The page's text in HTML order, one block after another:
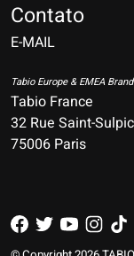
Contato
E-MAIL
Tabio Europe & EMEA
Tabio France
32 Rue Saint-
75006 Paris